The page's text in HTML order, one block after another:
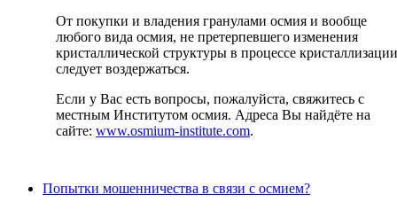
От покупки и владения гранулами осмия и вообще
любого вида осмия, не претерпевшего изменения
кристаллической структуры в процессе
следует воздержаться.
Если у Вас есть вопросы, пожалуйста, свяжитесь с
местным Институтом осмия. Адреса Вы найдёте на
сайте: www.osmium-institute.com.
Попытки мошенничества в связи с осмием?